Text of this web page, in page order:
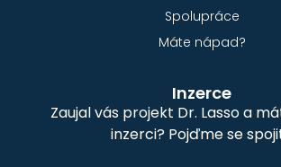
Spolupráce
Máte nápad?
Inzerce
Zaujal vás projekt Dr. Lasso a
inzerci? Pojďme se